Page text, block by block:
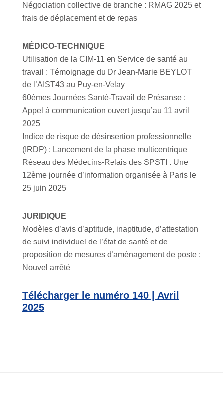
Négociation collective de branche : RMAG 2025 et
frais de déplacement et de repas
MÉDICO-TECHNIQUE
Utilisation de la CIM-11 en Service de santé au
travail : Témoignage du Dr Jean-Marie BEYLOT
de l’AIST43 au Puy-en-Velay
60èmes Journées Santé-Travail de Présanse :
Appel à communication ouvert jusqu’au 11 avril
2025
Indice de risque de désinsertion professionnelle
(IRDP) : Lancement de la phase multicentrique
Réseau des Médecins-Relais des SPSTI : Une
12ème journée d’information organisée à Paris le
25 juin 2025
JURIDIQUE
Modèles d’avis d’aptitude, inaptitude, d’attestation
de suivi individuel de l’état de santé et de
proposition de mesures d’aménagement de poste :
Nouvel arrêté
Télécharger le numéro 140 | Avril
2025